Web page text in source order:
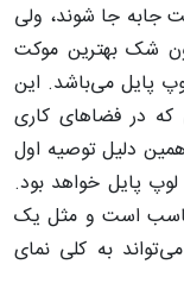
جابه جا شوند، ولی
شک بهترین موکت
پایل می‌باشد. این
که در فضاهای کاری
دلیل توصیه اول
پایل خواهد بود.
است و مثل یک
به کلی نمای